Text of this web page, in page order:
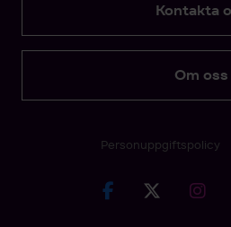
Kontakta
Om oss
Personuppgiftspolicy